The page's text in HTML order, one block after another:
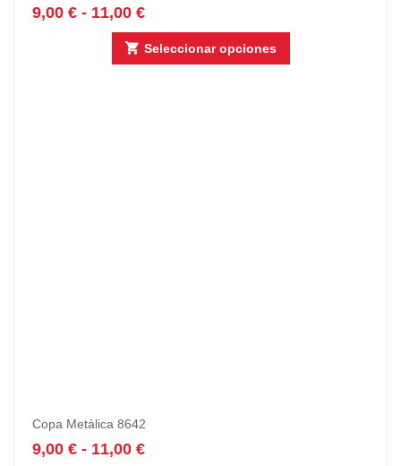
9,00 € - 11,00 €
Seleccionar opciones
Copa Metálica 8642
9,00 € - 11,00 €